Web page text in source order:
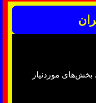
بخش‌های موردنیاز